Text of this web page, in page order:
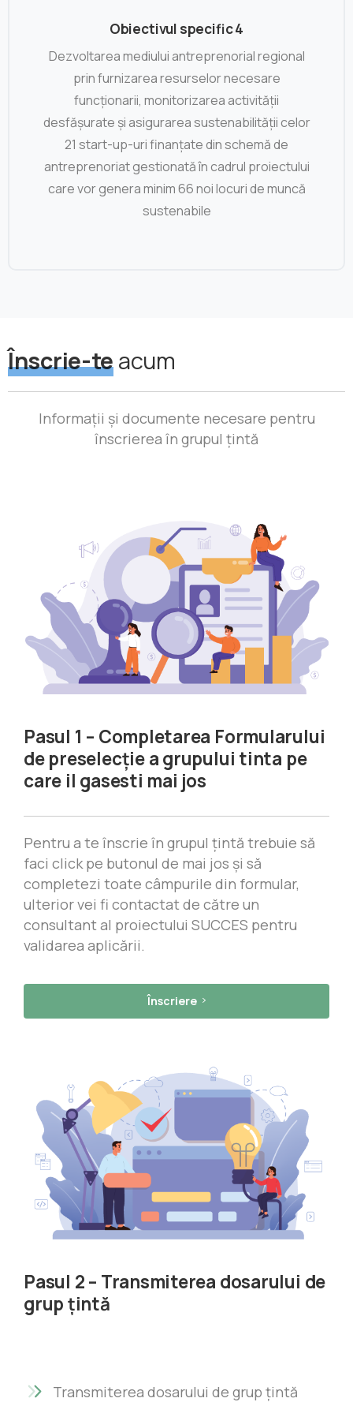
Obiectivul specific 4
Dezvoltarea mediului antreprenorial regional
prin furnizarea resurselor necesare
funcționarii, monitorizarea activității
desfășurate și asigurarea sustenabilității celor
21 start-up-uri finanțate din schemă de
antreprenoriat gestionată în cadrul proiectului
care vor genera minim 66 noi locuri de muncă
sustenabile
Înscrie-teacum
Informații și documente necesare pentru
înscrierea în grupul țintă
Pasul 1 – Completarea Formularului
de preselecție a grupului tinta pe
care il gasesti mai jos
Pentru a te înscrie în grupul țintă trebuie să
faci click pe butonul de mai jos și să
completezi toate câmpurile din formular,
ulterior vei fi contactat de către un
consultant al proiectului SUCCES pentru
validarea aplicării.
Înscriere
Pasul 2 – Transmiterea dosarului de
grup țintă
Transmiterea dosarului de grup țintă